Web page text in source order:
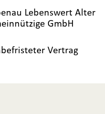
Lebenswert Alter
GmbH
Vertrag